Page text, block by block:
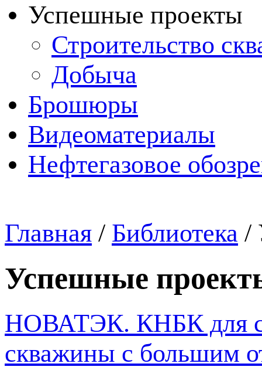
Успешные проекты
Строительство
Добыча
Брошюры
Видеоматериалы
Нефтегазовое
Главная / Библиотека /
Успешные
НОВАТЭК. КНБК для
скважины с большим